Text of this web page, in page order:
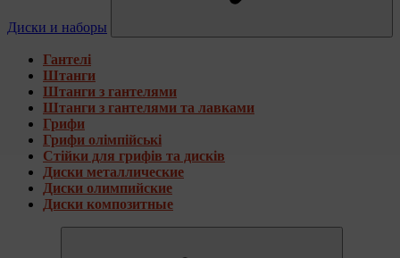
Диски и наборы
Гантелі
Штанги
Штанги з гантелями
Штанги з гантелями та лавками
Грифи
Грифи олімпійські
Стійки для грифів та дисків
Диски металлические
Диски олимпийские
Диски композитные